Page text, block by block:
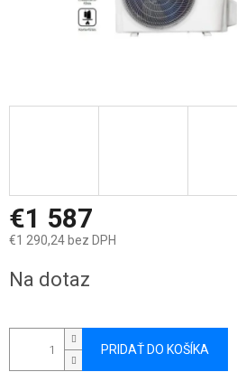
€1 587
€1 290,24 bez DPH
cena:
Na dotaz
PRIDAŤ DO KOŠÍKA